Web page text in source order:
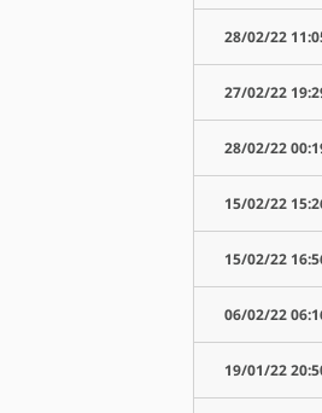
11:05 28/
19:29 27/
00:19 28/
15:26 15/
16:56 15/
06:16 06/
20:50 19/